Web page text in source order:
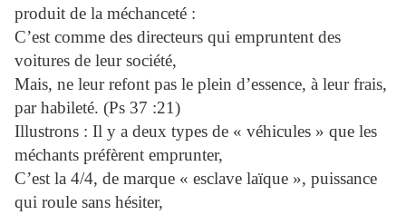
produit de la méchanceté :
C’est comme des directeurs qui empruntent des
voitures de leur société,
Mais, ne leur refont pas le plein d’essence, à leur frais,
par habileté. (Ps 37 :21)
Illustrons : Il y a deux types de « véhicules » que les
méchants préfèrent emprunter,
C’est la 4/4, de marque « esclave laïque », puissance
qui roule sans hésiter,